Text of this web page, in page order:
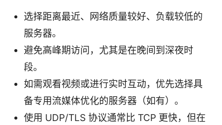
选择距离最近、网络质量较好、负载较低的
服务器。
避免高峰期访问，尤其是在晚间到深夜时
段。
如需观看视频或进行实时互动，优先选择具
备专用流媒体优化的服务器（如有）。
使用 UDP/TLS 协议通常比 TCP 更快，但在